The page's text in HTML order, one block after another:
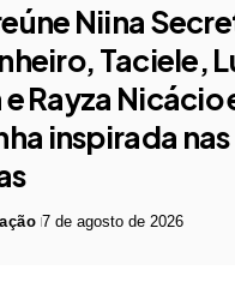
Niina
Taciele,
Rayza Nicácio
inspirada nas
7 de agosto de 2026